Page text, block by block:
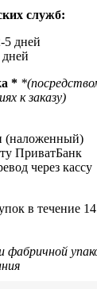
служб:
дней
*
к заказу)
(наложенный)
ПриватБанк
через кассу
в течение
фабричной